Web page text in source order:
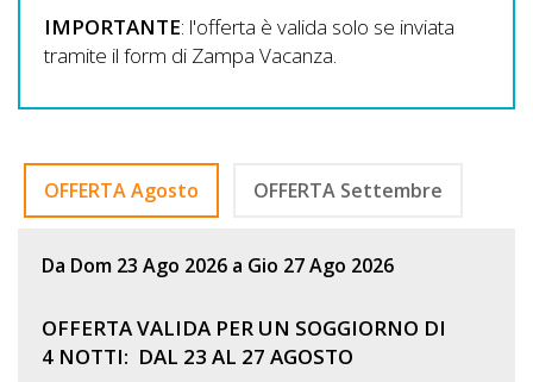
IMPORTANTE: l'offerta è valida solo se inviata
tramite il form di Zampa Vacanza.
OFFERTA Agosto OFFERTA Settembre
Da Dom 23 Ago 2026 a Gio 27 Ago 2026
OFFERTA VALIDA PER UN SOGGIORNO DI
4 NOTTI: DAL 23 AL 27 AGOSTO